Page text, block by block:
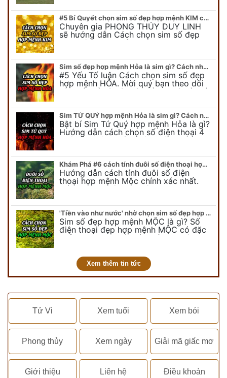
#5 Bí Quyết chọn sim số đẹp hợp mệnh KIM chuẩn xác nhất
Chuyên gia PHONG THỦY DUY LINH
sẽ hướng dẫn Cách chọn sim số đẹp
hợp mệnh KIM. Mời quý bạn theo dõi
Sim số đẹp hợp mệnh Hỏa là sim gì? Cách nhận biết sim đẹp hợp mệnh Hỏa
#5 Yếu Tố luận Cách chọn sim số đẹp
hợp mệnh HỎA. Mời quý bạn theo dõi
bài viết để có cái nhìn tổng quát về số
Sim TỨ QUÝ hợp mệnh Hỏa là sim gì? Cách nhận biết sim tứ quý hợp mệnh Hỏa
Bật bí Sim Tứ Quý hợp mệnh Hỏa là gì?
Hướng dẫn cách chọn số điện thoại 4
quý hợp mệnh Hỏa chính xác nhất.
Khám Phá #6 cách tính đuôi số điện thoại hợp mệnh Mộc
Hướng dẫn cách tính đuôi số điện
thoại hợp mệnh Mộc chính xác nhất.
Cách chọn đuôi sim điện thoại hợp
chuyên…
'Tiền vào như nước' nhờ chọn sim số đẹp hợp mệnh MỘC
Sim số đẹp hợp mệnh MỘC là gì? Số
điện thoại đẹp hợp mệnh MỘC có đặc
điểm ra sao? Dưới góc nhìn chuyên gia
Xem thêm tin tức
Tử Vi Xem tuổi Xem bói
Phong thủy Xem ngày Giải mã giấc mơ
Giới thiệu Liên hệ Điều khoản